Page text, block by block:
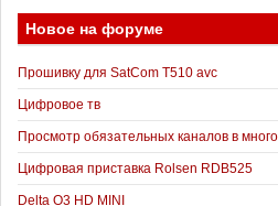
Новое на форуме
Прошивку для SatCom T510 avc
Цифровое тв
Просмотр обязательных каналов в
Цифровая приставка Rolsen RDB525
Delta O3 HD MINI